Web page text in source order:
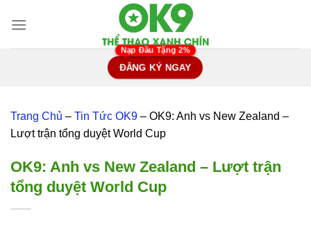
đến
ĐĂNG KÝ NGAY
Trang Chủ – Tin Tức OK9 – OK9: Anh vs New Zealand –
Lượt trận tổng duyệt World Cup
OK9: Anh vs New Zealand – Lượt trận
tổng duyệt World Cup